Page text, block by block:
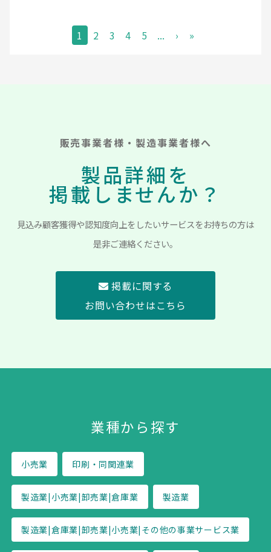
1 2 3 4 5 ... › »
販売事業者様・製造事業者様へ
製品詳細を
掲載しませんか？
見込み顧客獲得や認知度向上をしたいサービスをお持ちの方は
是非ご連絡ください。
掲載に関する
お問い合わせはこちら
業種から探す
小売業 印刷・同関連業
製造業|小売業|卸売業|倉庫業 製造業
製造業|倉庫業|卸売業|小売業|その他の事業サービス業